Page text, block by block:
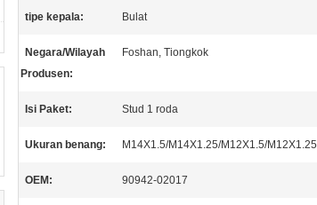
tipe kepala: Bulat
Negara/Wilayah
Produsen:
Foshan, Tiongkok
Isi Paket: Stud 1 roda
Ukuran benang: M14X1.5/M14X1.25/M12X1.5/M12X1.25
OEM: 90942-02017